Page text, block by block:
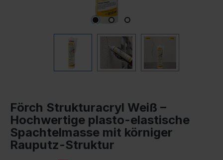
Förch Strukturacryl Weiß –
Hochwertige plasto-elastische
Spachtelmasse mit körniger
Rauputz-Struktur